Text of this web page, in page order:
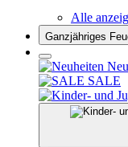
Alle
Ganzjähriges
SALE